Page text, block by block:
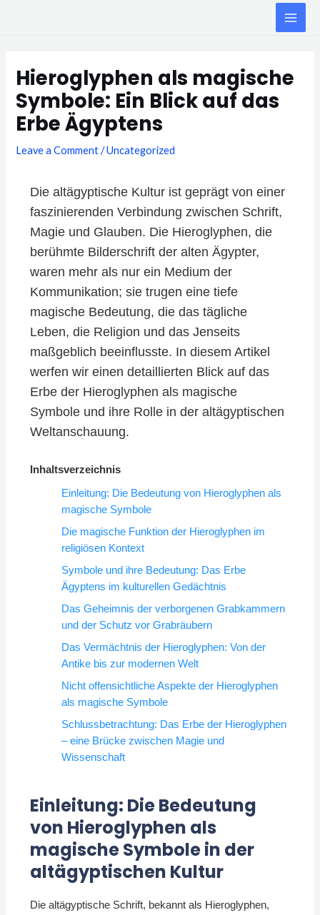
Hieroglyphen als magische
Symbole: Ein Blick auf das
Erbe Ägyptens
Leave a Comment /Uncategorized
Die altägyptische Kultur ist geprägt von einer
faszinierenden Verbindung zwischen Schrift,
Magie und Glauben. Die Hieroglyphen, die
berühmte Bilderschrift der alten Ägypter,
waren mehr als nur ein Medium der
Kommunikation; sie trugen eine tiefe
magische Bedeutung, die das tägliche
Leben, die Religion und das Jenseits
maßgeblich beeinflusste. In diesem Artikel
werfen wir einen detaillierten Blick auf das
Erbe der Hieroglyphen als magische
Symbole und ihre Rolle in der altägyptischen
Weltanschauung.
Inhaltsverzeichnis
Einleitung: Die Bedeutung von Hieroglyphen als
magische Symbole
Die magische Funktion der Hieroglyphen im
religiösen Kontext
Symbole und ihre Bedeutung: Das Erbe
Ägyptens im kulturellen Gedächtnis
Das Geheimnis der verborgenen Grabkammern
und der Schutz vor Grabräubern
Das Vermächtnis der Hieroglyphen: Von der
Antike bis zur modernen Welt
Nicht offensichtliche Aspekte der Hieroglyphen
als magische Symbole
Schlussbetrachtung: Das Erbe der Hieroglyphen
– eine Brücke zwischen Magie und
Wissenschaft
Einleitung: Die Bedeutung
von Hieroglyphen als
magische Symbole in der
altägyptischen Kultur
Die altägyptische Schrift, bekannt als Hieroglyphen,